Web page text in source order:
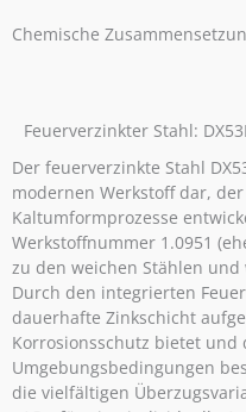
Chemische
Feuerverzinkter Stahl:
Der feuerverzinkte Stahl
modernen Werkstoff dar,
Kaltumformprozesse
Werkstoffnummer 1.0951
zu den weichen Stählen
Durch den integrierten
dauerhafte Zinkschicht
Korrosionsschutz bietet
Umgebungsbedingungen
die vielfältigen